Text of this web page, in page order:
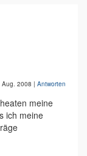
Aug. 2008 | Antworten
meine
ich meine